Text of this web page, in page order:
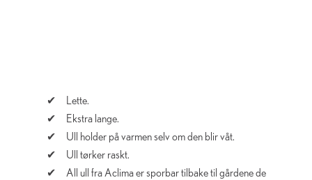
Lette.
Ekstra lange.
Ull holder på varmen selv om den blir våt.
Ull tørker raskt.
All ull fra Aclima er sporbar tilbake til gårdene de